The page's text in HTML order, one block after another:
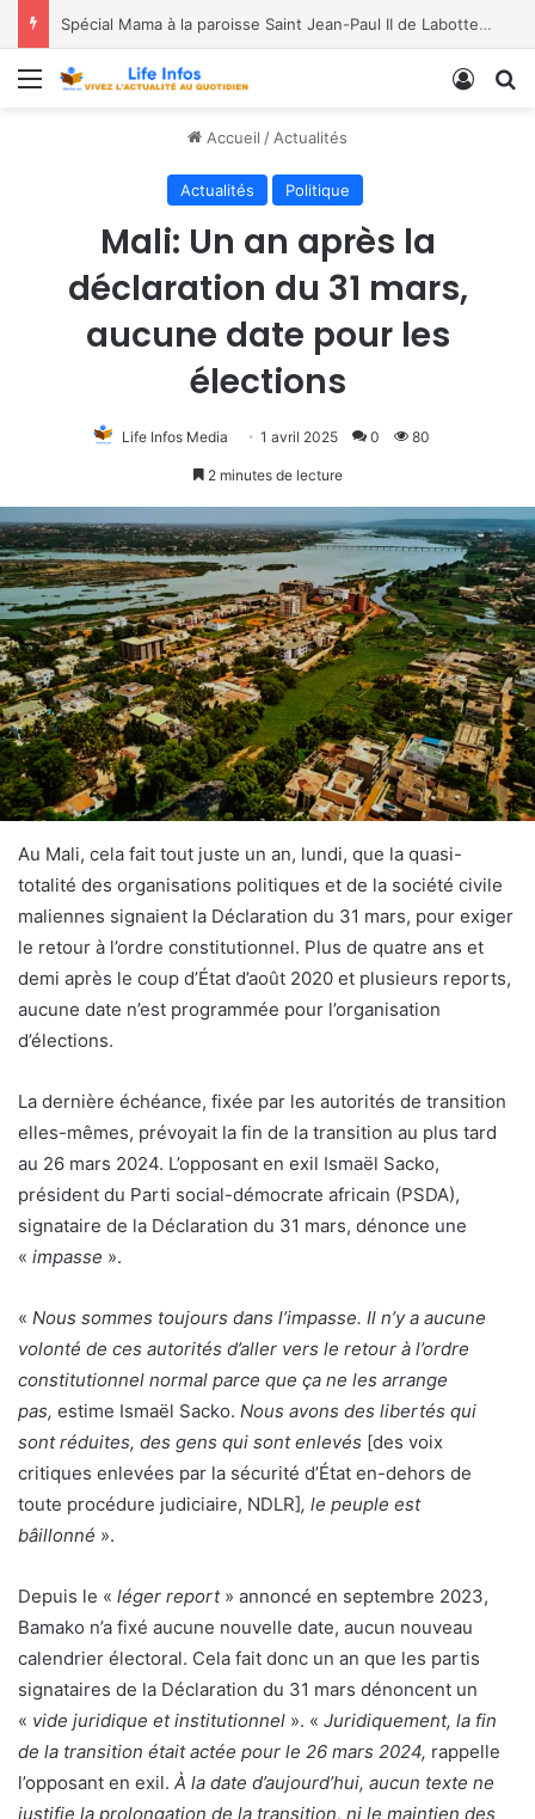
Spécial Mama à la paroisse Saint Jean-Paul II de Labotte, dans le diocèse de Bukavu
Menu
Accueil / Actualités
Actualités Politique
Mali: Un an après la
déclaration du 31 mars,
aucune date pour les
élections
Life Infos Media 1 avril 2025 0 80
2 minutes de lecture
Au Mali, cela fait tout juste un an, lundi, que la quasi-
totalité des organisations politiques et de la société civile
maliennes signaient la Déclaration du 31 mars, pour exiger
le retour à l’ordre constitutionnel. Plus de quatre ans et
demi après le coup d’État d’août 2020 et plusieurs reports,
aucune date n’est programmée pour l’organisation
d’élections.
La dernière échéance, fixée par les autorités de transition
elles-mêmes, prévoyait la fin de la transition au plus tard
au 26 mars 2024. L’opposant en exil Ismaël Sacko,
président du Parti social-démocrate africain (PSDA),
signataire de la Déclaration du 31 mars, dénonce une
« impasse ».
« Nous sommes toujours dans l’impasse. Il n’y a aucune
volonté de ces autorités d’aller vers le retour à l’ordre
constitutionnel normal parce que ça ne les arrange
pas, estime Ismaël Sacko. Nous avons des libertés qui
sont réduites, des gens qui sont enlevés [des voix
critiques enlevées par la sécurité d’État en-dehors de
toute procédure judiciaire, NDLR], le peuple est
bâillonné ».
Depuis le « léger report» annoncé en septembre 2023,
Bamako n’a fixé aucune nouvelle date, aucun nouveau
calendrier électoral. Cela fait donc un an que les partis
signataires de la Déclaration du 31 mars dénoncent un
« vide juridique et institutionnel ». « Juridiquement, la fin
de la transition était actée pour le 26 mars 2024, rappelle
l’opposant en exil. À la date d’aujourd’hui, aucun texte ne
justifie la prolongation de la transition, ni le maintien des